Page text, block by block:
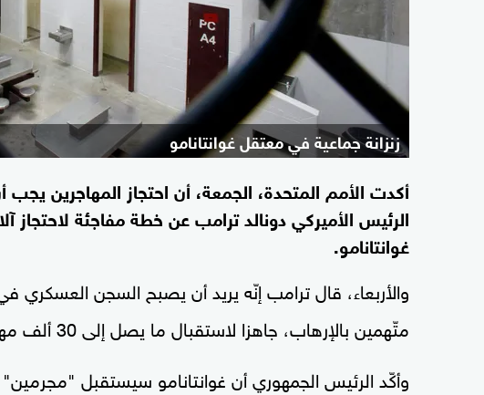
زنزانة جماعية في معتقل غوانتانامو
أكدت الأمم المتحدة، الجمعة، أن احتجاز المهاجرين
الرئيس الأميركي دونالد ترامب عن خطة مفاجئة
غوانتانامو.
والأربعاء، قال ترامب إنّه يريد أن يصبح السجن العسكري
متّهمين بالإرهاب، جاهزا لاستقبال ما يصل إلى 30 ألف مهاجر غير نظامي.
وأكّد الرئيس الجمهوري أن غوانتانامو سيستقبل